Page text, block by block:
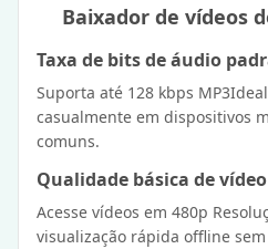
Baixador de vídeos
Taxa de bits de áudio
Suporta até 128 kbps
casualmente em dispositivos
comuns.
Qualidade básica de vídeo
Acesse vídeos em 480p
visualização rápida offline